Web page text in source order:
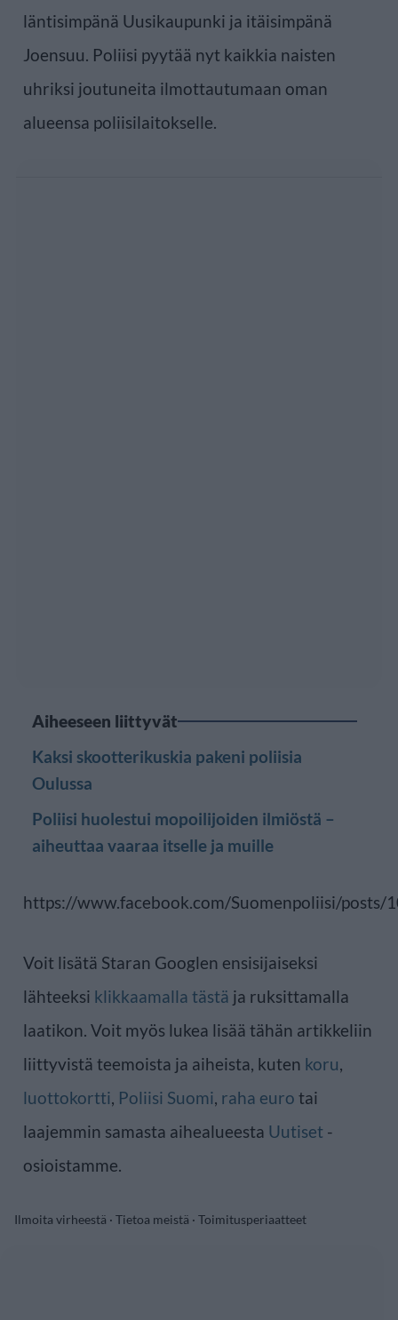
läntisimpänä Uusikaupunki ja itäisimpänä
Joensuu. Poliisi pyytää nyt kaikkia naisten
uhriksi joutuneita ilmottautumaan oman
alueensa poliisilaitokselle.
Aiheeseen liittyvät
Kaksi skootterikuskia pakeni poliisia
Oulussa
Poliisi huolestui mopoilijoiden ilmiöstä –
aiheuttaa vaaraa itselle ja muille
https://www.facebook.com/Suomenpoliisi/posts/
Voit lisätä Staran Googlen ensisijaiseksi
lähteeksi klikkaamalla tästä ja ruksittamalla
laatikon. Voit myös lukea lisää tähän artikkeliin
liittyvistä teemoista ja aiheista, kuten koru,
luottokortti, Poliisi Suomi, raha euro tai
laajemmin samasta aihealueesta Uutiset -
osioistamme.
Ilmoita virheestä · Tietoa meistä · Toimitusperiaatteet